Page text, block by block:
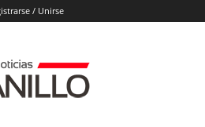
/ Unirse